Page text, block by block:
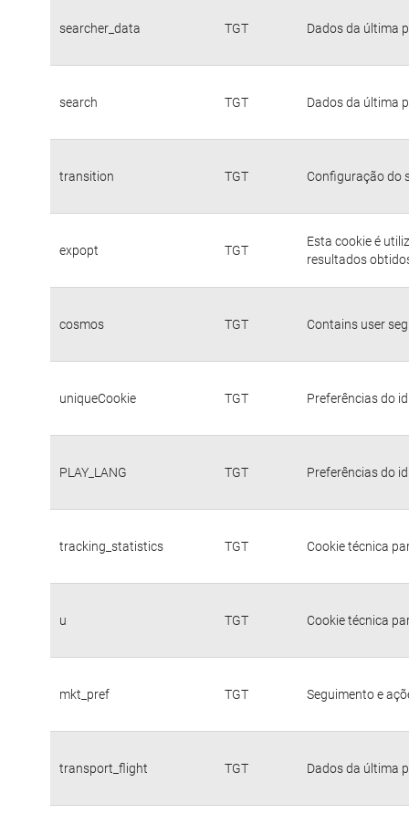
searcher_data TGT Dados da última
search TGT Dados da última
transition TGT Configuração do
expopt TGT
Esta cookie é
resultados
cosmos TGT Contains user
uniqueCookie TGT Preferências do
PLAY_LANG TGT Preferências do
tracking_statistics TGT Cookie técnica
u TGT Cookie técnica
mkt_pref TGT Seguimento e
transport_flight TGT Dados da última